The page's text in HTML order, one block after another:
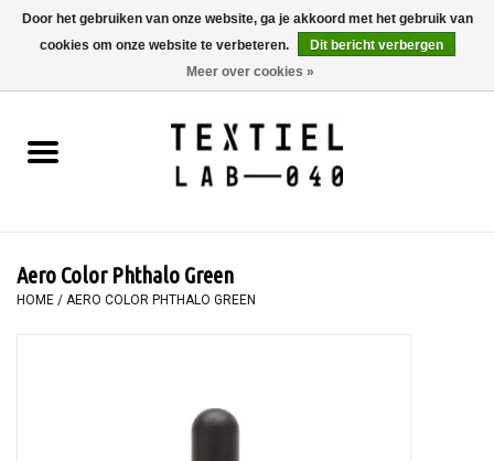
0 Artikelen - €0,00
BOEKEN
SCHILDEREN
Aero Color Phthalo Green
HOME / AERO COLOR PHTHALO GREEN
Door het gebruiken van onze website, ga je akkoord met het gebruik van
cookies om onze website te verbeteren.
Dit bericht verbergen
Meer over cookies »